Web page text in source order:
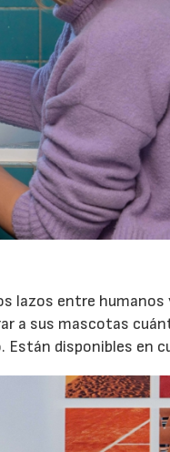
lazos entre humanos
a sus mascotas
Están disponibles en